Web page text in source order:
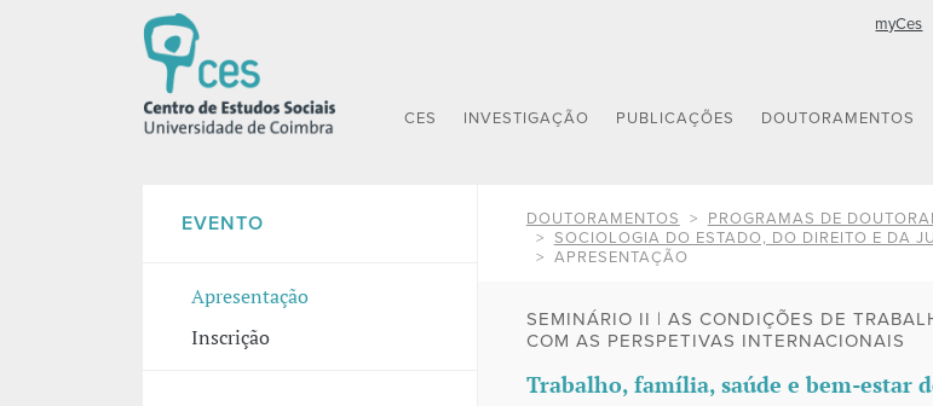
myCes
CES INVESTIGAÇÃO PUBLICAÇÕES DOUTORAMENTOS
EVENTO
Apresentação
Inscrição
DOUTORAMENTOS
PROGRAMAS DE
SOCIOLOGIA DO ESTADO, DO DIREITO E DA
APRESENTAÇÃO
SEMINÁRIO II | AS CONDIÇÕES DE
COM AS PERSPETIVAS INTERNACIONAIS
Trabalho, família, saúde e bem-estar